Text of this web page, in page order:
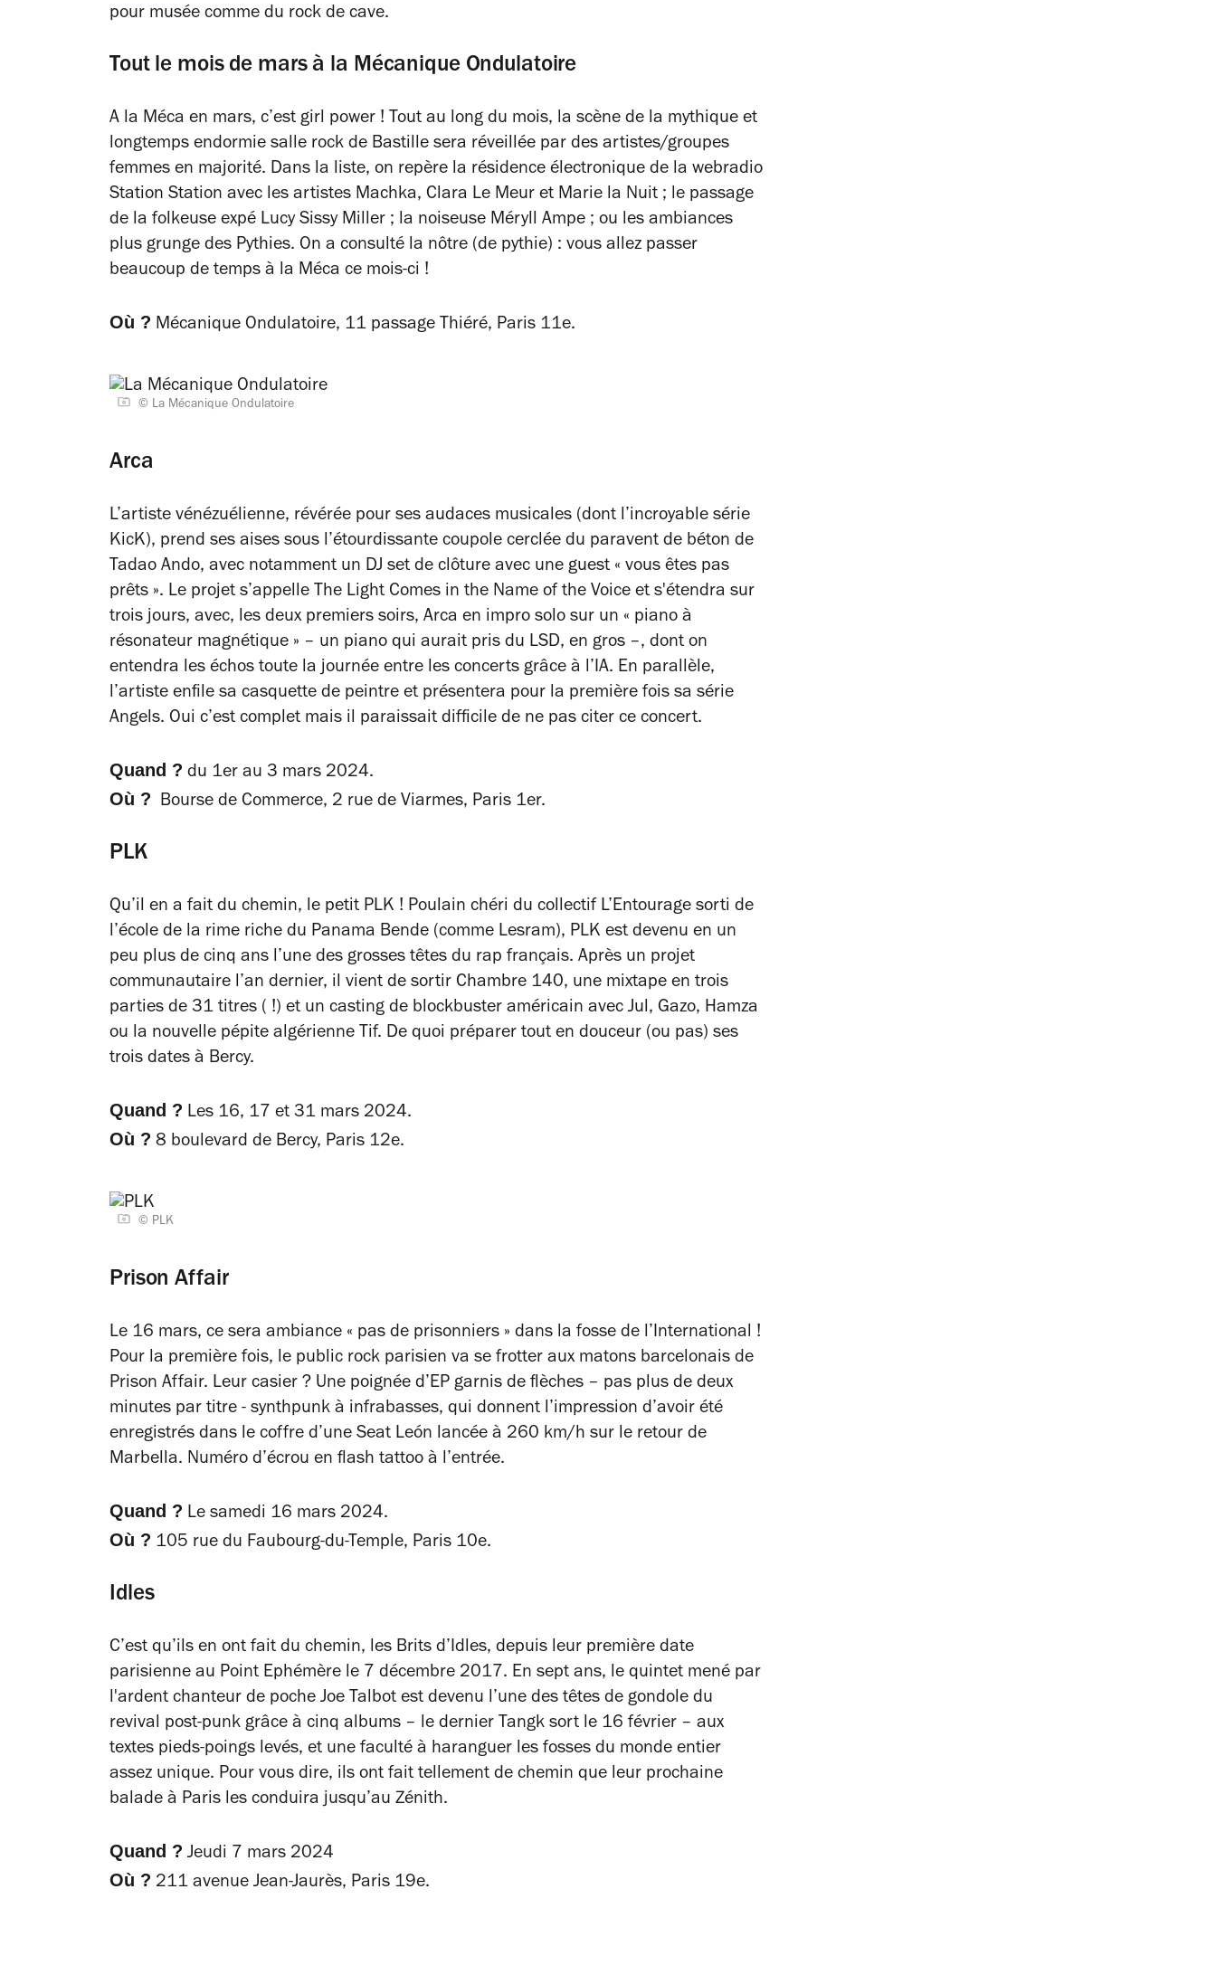
pour musée comme du rock de cave.
Tout le mois de mars à la Mécanique Ondulatoire
A la Méca en mars, c’est girl power ! Tout au long du mois, la scène de la mythique et
longtemps endormie salle rock de Bastille sera réveillée par des artistes/groupes
femmes en majorité. Dans la liste, on repère la résidence électronique de la webradio
Station Station avec les artistes Machka, Clara Le Meur et Marie la Nuit ; le passage
de la folkeuse expé Lucy Sissy Miller ; la noiseuse Méryll Ampe ; ou les ambiances
plus grunge des Pythies. On a consulté la nôtre (de pythie) : vous allez passer
beaucoup de temps à la Méca ce mois-ci !
Où ? Mécanique Ondulatoire, 11 passage Thiéré, Paris 11e.
© La Mécanique Ondulatoire
Arca
L’artiste vénézuélienne, révérée pour ses audaces musicales (dont l’incroyable série
KicK), prend ses aises sous l’étourdissante coupole cerclée du paravent de béton de
Tadao Ando, avec notamment un DJ set de clôture avec une guest « vous êtes pas
prêts ». Le projet s’appelle The Light Comes in the Name of the Voice et s'étendra sur
trois jours, avec, les deux premiers soirs, Arca en impro solo sur un « piano à
résonateur magnétique » – un piano qui aurait pris du LSD, en gros –, dont on
entendra les échos toute la journée entre les concerts grâce à l’IA. En parallèle,
l’artiste enfile sa casquette de peintre et présentera pour la première fois sa série
Angels. Oui c’est complet mais il paraissait difficile de ne pas citer ce concert.
Quand ? du 1er au 3 mars 2024.
Où ? Bourse de Commerce, 2 rue de Viarmes, Paris 1er.
PLK
Qu’il en a fait du chemin, le petit PLK ! Poulain chéri du collectif L’Entourage sorti de
l’école de la rime riche du Panama Bende (comme Lesram), PLK est devenu en un
peu plus de cinq ans l’une des grosses têtes du rap français. Après un projet
communautaire l’an dernier, il vient de sortir Chambre 140, une mixtape en trois
parties de 31 titres ( !) et un casting de blockbuster américain avec Jul, Gazo, Hamza
ou la nouvelle pépite algérienne Tif. De quoi préparer tout en douceur (ou pas) ses
trois dates à Bercy.
Quand ? Les 16, 17 et 31 mars 2024.
Où ? 8 boulevard de Bercy, Paris 12e.
© PLK
Prison Affair
Le 16 mars, ce sera ambiance « pas de prisonniers » dans la fosse de l’International !
Pour la première fois, le public rock parisien va se frotter aux matons barcelonais de
Prison Affair. Leur casier ? Une poignée d’EP garnis de flèches – pas plus de deux
minutes par titre - synthpunk à infrabasses, qui donnent l’impression d’avoir été
enregistrés dans le coffre d’une Seat León lancée à 260 km/h sur le retour de
Marbella. Numéro d’écrou en flash tattoo à l’entrée.
Quand ? Le samedi 16 mars 2024.
Où ? 105 rue du Faubourg-du-Temple, Paris 10e.
Idles
C’est qu’ils en ont fait du chemin, les Brits d’Idles, depuis leur première date
parisienne au Point Ephémère le 7 décembre 2017. En sept ans, le quintet mené par
l'ardent chanteur de poche Joe Talbot est devenu l’une des têtes de gondole du
revival post-punk grâce à cinq albums – le dernier Tangk sort le 16 février – aux
textes pieds-poings levés, et une faculté à haranguer les fosses du monde entier
assez unique. Pour vous dire, ils ont fait tellement de chemin que leur prochaine
balade à Paris les conduira jusqu’au Zénith.
Quand ? Jeudi 7 mars 2024
Où ? 211 avenue Jean-Jaurès, Paris 19e.